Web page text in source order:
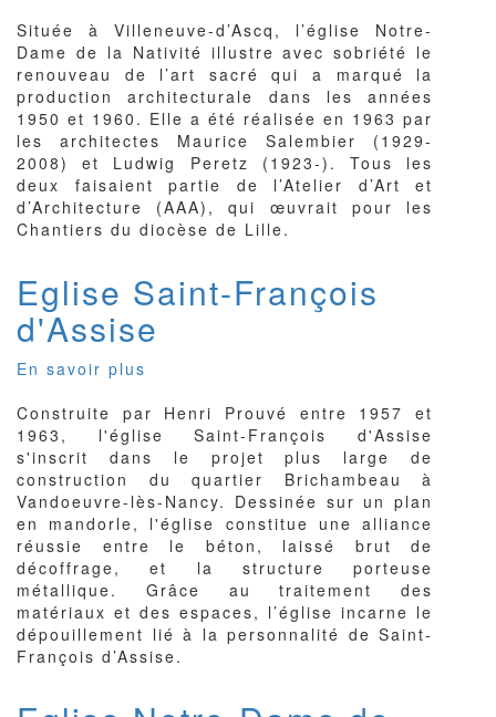
Notre-
Dame
de
la
Nativité
Située à Villeneuve-d’Ascq, l’église Notre-
Dame de la Nativité illustre avec sobriété le
renouveau de l’art sacré qui a marqué la
production architecturale dans les années
1950 et 1960. Elle a été réalisée en 1963 par
les architectes Maurice Salembier (1929-
2008) et Ludwig Peretz (1923-). Tous les
deux faisaient partie de l’Atelier d’Art et
d’Architecture (AAA), qui œuvrait pour les
Chantiers du diocèse de Lille.
Eglise Saint-François
d'Assise
En savoir plus
Saint-
François
d'Assise
Construite par Henri Prouvé entre 1957 et
1963, l'église Saint-François d'Assise
s'inscrit dans le projet plus large de
construction du quartier Brichambeau à
Vandoeuvre-lès-Nancy. Dessinée sur un plan
en mandorle, l'église constitue une alliance
réussie entre le béton, laissé brut de
décoffrage, et la structure porteuse
métallique. Grâce au traitement des
matériaux et des espaces, l’église incarne le
dépouillement lié à la personnalité de Saint-
François d’Assise.